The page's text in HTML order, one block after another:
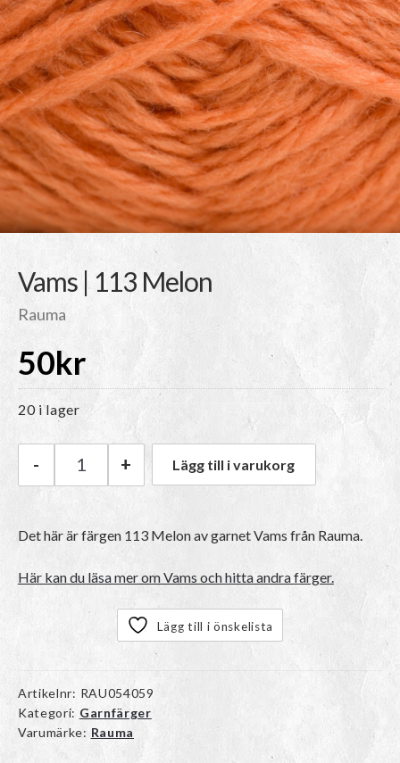
Vams | 113 Melon
Rauma
50kr
20 i lager
Rauma Vams | 113 Melon mängd
- + Lägg till i varukorg
Det här är färgen 113 Melon av garnetVams från Rauma.
Här kan du läsa mer om Vams och hitta andra färger.
Lägg till i önskelista
Artikelnr: RAU054059
Kategori: Garnfärger
Varumärke: Rauma